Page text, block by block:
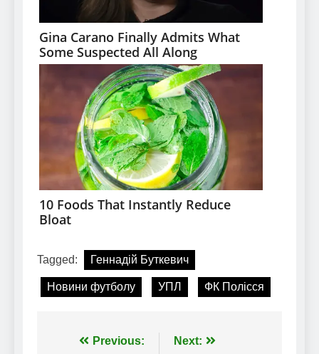
Tagged: Геннадій Буткевич
Новини футболу УПЛ ФК Полісся
Навігація
Previous: Next: